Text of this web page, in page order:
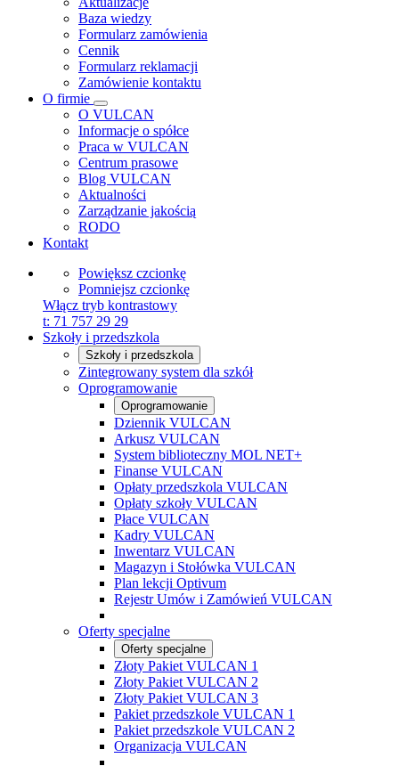
Baza wiedzy
Formularz zamówienia
Cennik
Formularz reklamacji
Zamówienie kontaktu
O firmie
O VULCAN
Informacje o spółce
Praca w VULCAN
Centrum prasowe
Blog VULCAN
Aktualności
Zarządzanie jakością
RODO
Kontakt
Powiększ czcionkę
Pomniejsz czcionkę
Włącz tryb kontrastowy
t: 71 757 29 29
Szkoły i przedszkola
Szkoły i przedszkola
Zintegrowany system dla szkół
Oprogramowanie
Oprogramowanie
Dziennik VULCAN
Arkusz VULCAN
System biblioteczny MOL NET+
Finanse VULCAN
Opłaty przedszkola VULCAN
Opłaty szkoły VULCAN
Płace VULCAN
Kadry VULCAN
Inwentarz VULCAN
Magazyn i Stołówka VULCAN
Plan lekcji Optivum
Rejestr Umów i Zamówień VULCAN
Oferty specjalne
Oferty specjalne
Złoty Pakiet VULCAN 1
Złoty Pakiet VULCAN 2
Złoty Pakiet VULCAN 3
Pakiet przedszkole VULCAN 1
Pakiet przedszkole VULCAN 2
Organizacja VULCAN